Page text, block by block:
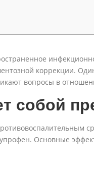
коррекции.
вопросы в
собой
Основные